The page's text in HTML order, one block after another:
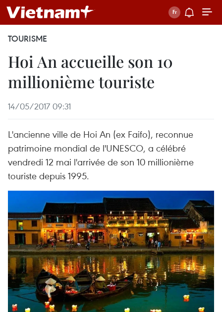
TOURISME
Hoi An accueille son 10
millionième touriste
14/05/2017 09:31
L'ancienne ville de Hoi An (ex Faifo), reconnue
patrimoine mondial de l'UNESCO, a célébré
vendredi 12 mai l'arrivée de son 10 millionième
touriste depuis 1995.